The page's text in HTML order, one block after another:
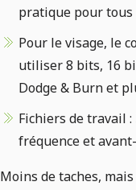
pratique pour tous
Pour le visage, le
utiliser 8 bits, 16
Dodge & Burn et
Fichiers de travail
fréquence et
Moins de taches,